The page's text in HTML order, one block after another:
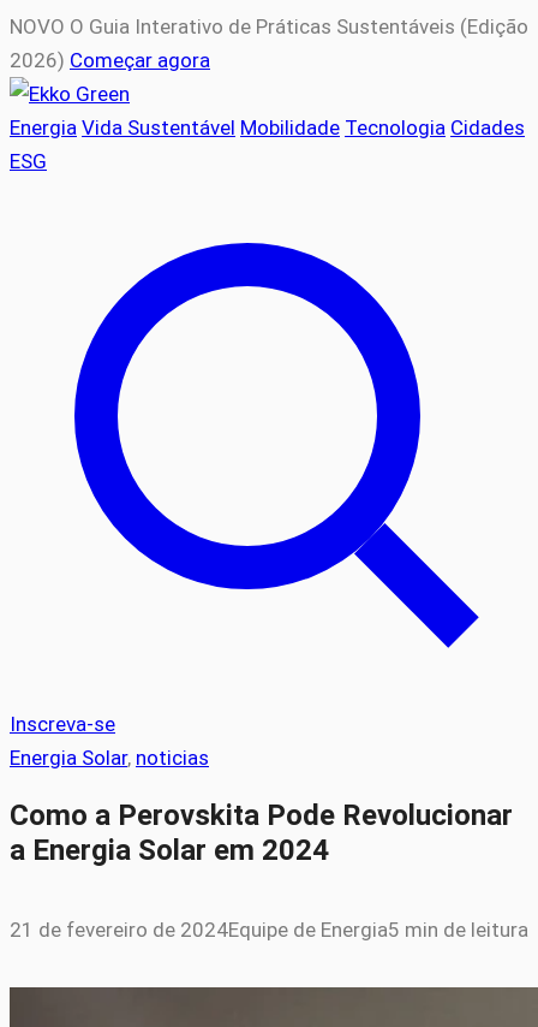
NOVO O Guia Interativo de Práticas Sustentáveis (Edição
2026) Começar agora
Energia Vida Sustentável Mobilidade Tecnologia Cidades
ESG
Inscreva-se
Energia Solar, noticias
Como a Perovskita Pode Revolucionar
a Energia Solar em 2024
21 de fevereiro de 2024Equipe de Energia5 min de leitura